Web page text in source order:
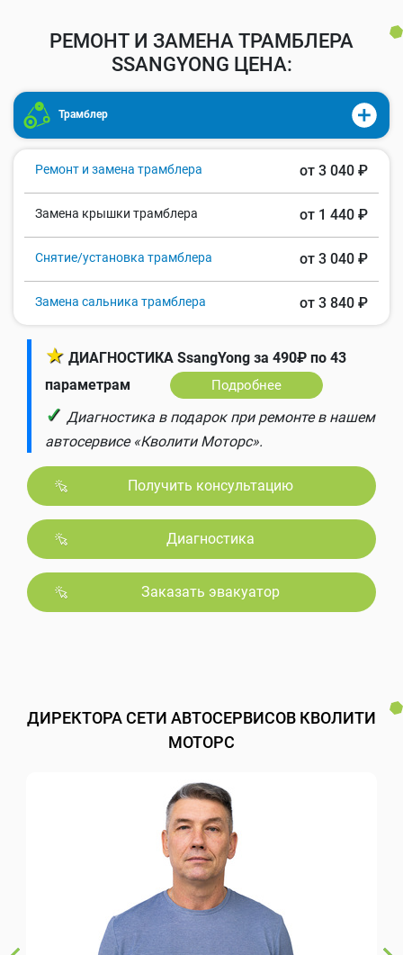
РЕМОНТ И ЗАМЕНА ТРАМБЛЕРА
SSANGYONG ЦЕНА:
Трамблер
Ремонт и замена трамблера от 3 040 ₽
Замена крышки трамблера от 1 440 ₽
Снятие/установка трамблера от 3 040 ₽
Замена сальника трамблера от 3 840 ₽
★ ДИАГНОСТИКА SsangYong за 490₽ по 43
параметрам
Подробнее
✓ Диагностика в подарок при ремонте в нашем
автосервисе «Кволити Моторс».
Получить консультацию
Диагностика
Заказать эвакуатор
ДИРЕКТОРА СЕТИ АВТОСЕРВИСОВ КВОЛИТИ
МОТОРС